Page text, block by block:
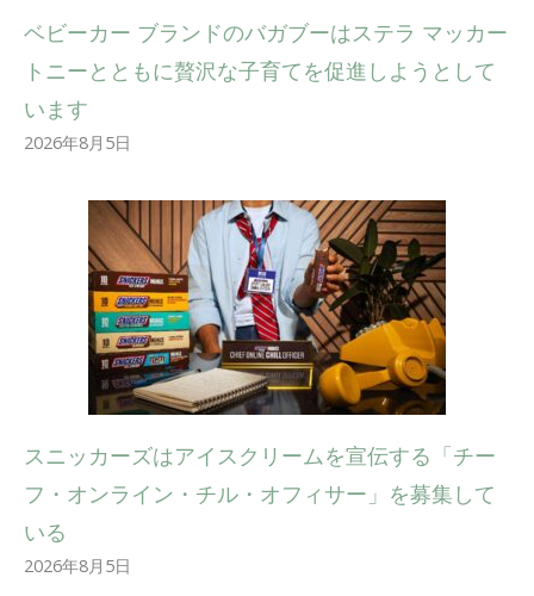
ベビーカー ブランドのバガブーはステラ マッカー
トニーとともに贅沢な子育てを促進しようとして
います
2026年8月5日
スニッカーズはアイスクリームを宣伝する「チー
フ・オンライン・チル・オフィサー」を募集して
いる
2026年8月5日